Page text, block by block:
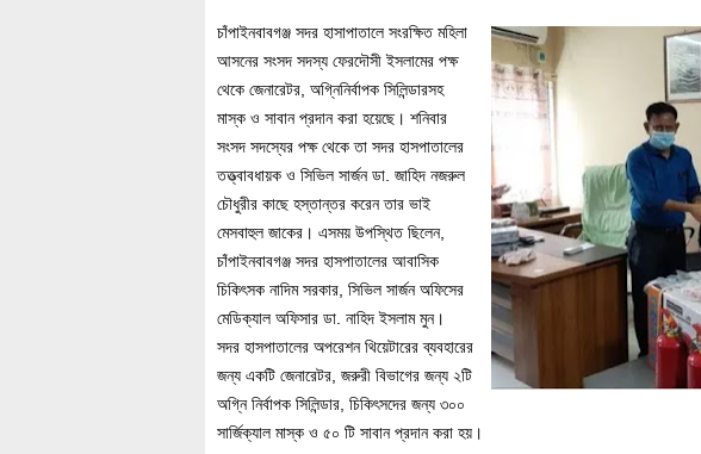
চাঁপাইনবাবগঞ্জ সদর হাসাপাতালে সংরক্ষিত মহিলা
আসনের সংসদ সদস্য ফেরদৌসী ইসলামের পক্ষ
থেকে জেনারেটর, অগ্নিনির্বাপক সিলিন্ডারসহ
মাস্ক ও সাবান প্রদান করা হয়েছে। শনিবার
সংসদ সদস্যের পক্ষ থেকে তা সদর হাসপাতালের
তত্ত্বাবধায়ক ও সিভিল সার্জন ডা. জাহিদ নজরুল
চৌধুরীর কাছে হস্তান্তর করেন তার ভাই
মেসবাহুল জাকের। এসময় উপস্থিত ছিলেন,
চাঁপাইনবাবগঞ্জ সদর হাসপাতালের আবাসিক
চিকিৎসক নাদিম সরকার, সিভিল সার্জন অফিসের
মেডিক্যাল অফিসার ডা. নাহিদ ইসলাম মুন।
সদর হাসপাতালের অপরেশন থিয়েটারের ব্যবহারের
জন্য একটি জেনারেটর, জরুরী বিভাগের জন্য ২টি
অগ্নি নির্বাপক সিলিন্ডার, চিকিৎসদের জন্য ৩০০
সার্জিক্যাল মাস্ক ও ৫০ টি সাবান প্রদান করা হয়।